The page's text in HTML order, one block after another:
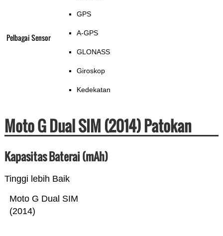
Pelbagai Sensor
GPS
A-GPS
GLONASS
Giroskop
Kedekatan
Moto G Dual SIM (2014) Patokan
Kapasitas Baterai (mAh)
Tinggi lebih Baik
Moto G Dual SIM
(2014)